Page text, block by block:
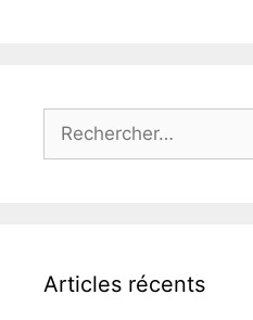
Rechercher :
Articles récents